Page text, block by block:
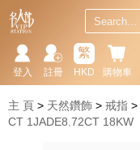
購物車
繁
HKD
註冊
登入
主 頁 天然鑽飾 戒指
CT 1JADE8.72CT 18KW